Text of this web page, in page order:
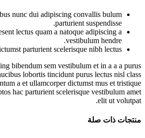
nunc dui adipiscing convallis bulum
parturient suspendisse.
lectus quam a natoque adipiscing a
vestibulum hendre.
parturient scelerisque nibh lectus.
bibendum sem vestibulum et in a a a purus
lobortis tincidunt purus lectus nisl class
a et ullamcorper dictumst mus et tristique
hac parturient scelerisque vestibulum amet
elit ut volutpat.
منتجات ذات صلة